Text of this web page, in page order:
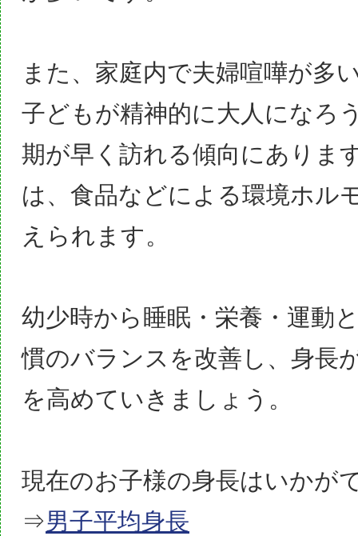
また、家庭内で夫婦喧嘩が多
子どもが精神的に大人になろ
期が早く訪れる傾向にありま
は、食品などによる環境ホル
えられます。
幼少時から睡眠・栄養・運動
慣のバランスを改善し、身長
を高めていきましょう。
現在のお子様の身長はいかが
⇒男子平均身長